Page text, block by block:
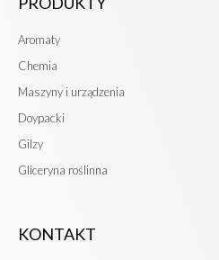
Aromaty
Chemia
Maszyny i urządzenia
Doypacki
Gilzy
Gliceryna roślinna
KONTAKT